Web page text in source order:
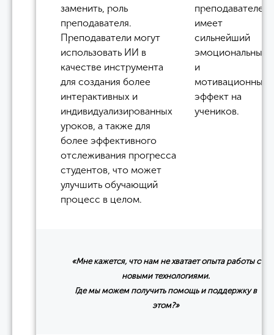
заменить, роль
преподавателя.
Преподаватели могут
использовать ИИ в
качестве инструмента
для создания более
интерактивных и
индивидуализированных
уроков, а также для
более эффективного
отслеживания прогресса
студентов, что может
улучшить обучающий
процесс в целом.
преподавателем
имеет
сильнейший
эмоциональный
и
мотивационный
эффект на
учеников.
«Мне кажется, что нам не хватает опыта работы с
новыми технологиями.
Где мы можем получить помощь и поддержку в
этом?»